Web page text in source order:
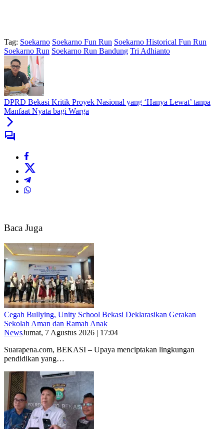
Tag: Soekarno Soekarno Fun Run Soekarno Historical Fun Run
Soekarno Run Soekarno Run Bandung Tri Adhianto
DPRD Bekasi Kritik Proyek Nasional yang ‘Hanya Lewat’ tanpa
Manfaat Nyata bagi Warga
Baca Juga
Cegah Bullying, Unity School Bekasi Deklarasikan Gerakan
Sekolah Aman dan Ramah Anak
NewsJumat, 7 Agustus 2026 | 17:04
Suarapena.com, BEKASI – Upaya menciptakan lingkungan
pendidikan yang…